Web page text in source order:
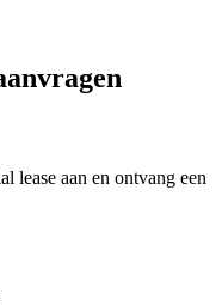
lease aan en ontvang een